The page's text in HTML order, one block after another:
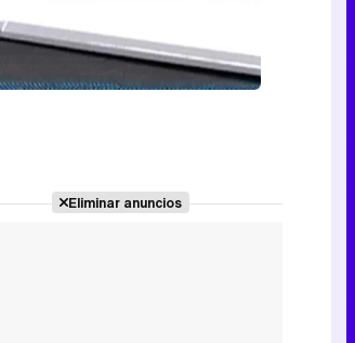
Eliminar anuncios